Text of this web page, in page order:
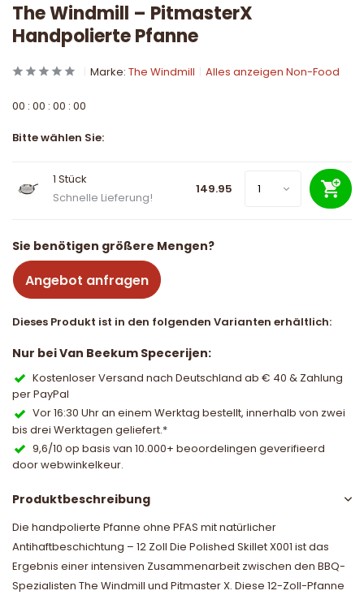
The Windmill – PitmasterX
Handpolierte Pfanne
Marke: The Windmill Alles anzeigen Non-Food
00 : 00 : 00 : 00
Bitte wählen Sie:
1 Stück
Schnelle Lieferung!
149.95
Sie benötigen größere Mengen?
Angebot anfragen
Dieses Produkt ist in den folgenden Varianten erhältlich:
Nur bei Van Beekum Specerijen:
Kostenloser Versand nach Deutschland ab € 40 & Zahlung
per PayPal
Vor 16:30 Uhr an einem Werktag bestellt, innerhalb von zwei
bis drei Werktagen geliefert.*
9,6/10 op basis van 10.000+ beoordelingen geverifieerd
door webwinkelkeur.
Produktbeschreibung
Die handpolierte Pfanne ohne PFAS mit natürlicher
Antihaftbeschichtung – 12 Zoll Die Polished Skillet X001 ist das
Ergebnis einer intensiven Zusammenarbeit zwischen den BBQ-
Spezialisten The Windmill und Pitmaster X. Diese 12-Zoll-Pfanne